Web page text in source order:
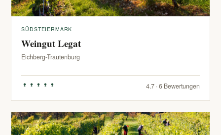
SÜDSTEIERMARK
Weingut Legat
Eichberg-Trautenburg
4.7 · 6 Bewertungen